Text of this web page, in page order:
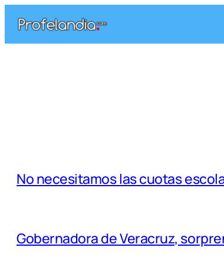
contenido
No necesitamos las cuotas
Gobernadora de Veracruz,